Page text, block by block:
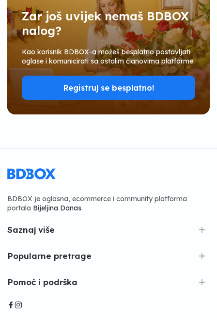
Zar još uvijek nemaš BDBOX
nalog?
Kao korisnik BDBOX-a možeš besplatno postavljati
oglase i komunicirati sa ostalim članovima platforme.
Registruj se besplatno!
BDBOX je oglasna, ecommerce i community platforma
portala Bijeljina Danas.
Saznaj više
Popularne pretrage
Pomoć i podrška